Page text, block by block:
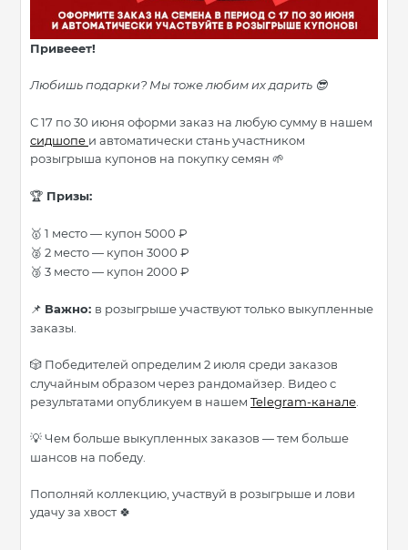
Привееет!
Любишь подарки? Мы тоже любим их дарить 😎
С 17 по 30 июня оформи заказ на любую сумму в нашем
сидшопе и автоматически стань участником
розыгрыша купонов на покупку семян 🌱
🏆 Призы:
🥇 1 место — купон 5000 ₽
🥈 2 место — купон 3000 ₽
🥉 3 место — купон 2000 ₽
📌 Важно: в розыгрыше участвуют только выкупленные
заказы.
🎲 Победителей определим 2 июля среди заказов
случайным образом через рандомайзер. Видео с
результатами опубликуем в нашем Telegram-канале
💡 Чем больше выкупленных заказов — тем больше
шансов на победу.
Пополняй коллекцию, участвуй в розыгрыше и лови
удачу за хвост 🍀